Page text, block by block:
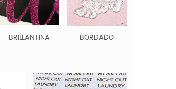
BRILLANTINA BORDADO